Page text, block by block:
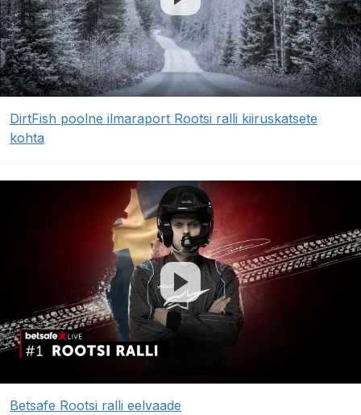
DirtFish poolne ilmaraport Rootsi ralli kiiruskatsete
kohta
Betsafe Rootsi ralli eelvaade